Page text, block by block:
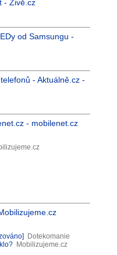
- Živě.cz
od Samsungu -
- Aktuálně.cz -
- mobilenet.cz
Dotekomanie
Mobilizujeme.cz